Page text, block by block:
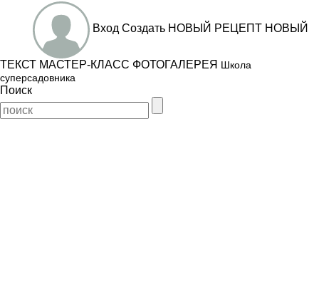
Вход Создать НОВЫЙ РЕЦЕПТ НОВЫЙ
ТЕКСТ МАСТЕР-КЛАСС ФОТОГАЛЕРЕЯ Школа
суперсадовника
Поиск